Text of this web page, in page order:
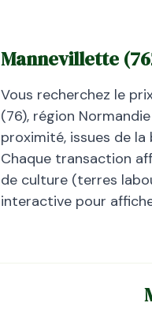
Mannevillette (
Vous recherchez le
(76), région Normandie
proximité, issues de la
Chaque transaction
de culture (terres
interactive pour